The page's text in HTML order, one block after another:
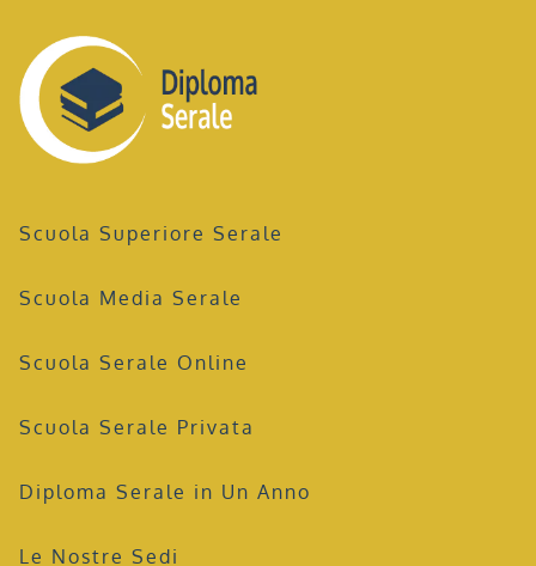
Scuola Superiore Serale
Scuola Media Serale
Scuola Serale Online
Scuola Serale Privata
Diploma Serale in Un Anno
Le Nostre Sedi